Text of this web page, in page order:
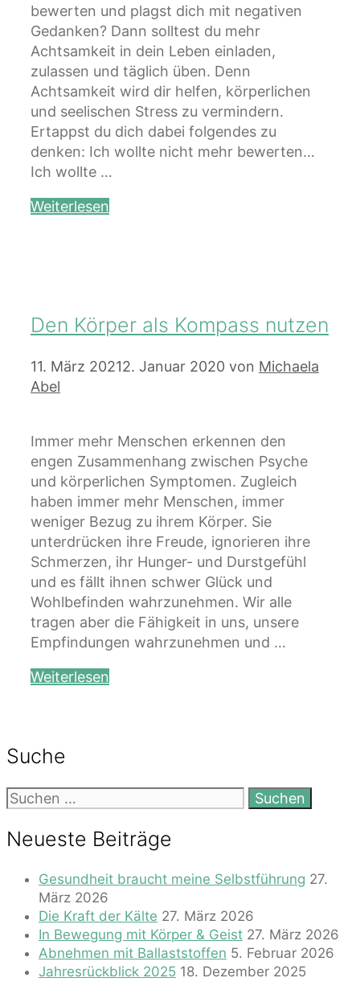
bewerten und plagst dich mit negativen
Gedanken? Dann solltest du mehr
Achtsamkeit in dein Leben einladen,
zulassen und täglich üben. Denn
Achtsamkeit wird dir helfen, körperlichen
und seelischen Stress zu vermindern.
Ertappst du dich dabei folgendes zu
denken: Ich wollte nicht mehr bewerten…
Ich wollte …
Weiterlesen
Den Körper als Kompass nutzen
11. März 20212. Januar 2020 von Michaela
Abel
Immer mehr Menschen erkennen den
engen Zusammenhang zwischen Psyche
und körperlichen Symptomen. Zugleich
haben immer mehr Menschen, immer
weniger Bezug zu ihrem Körper. Sie
unterdrücken ihre Freude, ignorieren ihre
Schmerzen, ihr Hunger- und Durstgefühl
und es fällt ihnen schwer Glück und
Wohlbefinden wahrzunehmen. Wir alle
tragen aber die Fähigkeit in uns, unsere
Empfindungen wahrzunehmen und …
Weiterlesen
Suche
Suchen
nach:
Neueste Beiträge
Gesundheit braucht meine Selbstführung 27.
März 2026
Die Kraft der Kälte 27. März 2026
In Bewegung mit Körper & Geist 27. März 2026
Abnehmen mit Ballaststoffen 5. Februar 2026
Jahresrückblick 2025 18. Dezember 2025